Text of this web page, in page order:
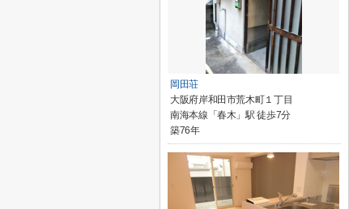
岡田荘
大阪府岸和田市荒木町１丁目
南海本線「春木」駅 徒歩7分
築76年